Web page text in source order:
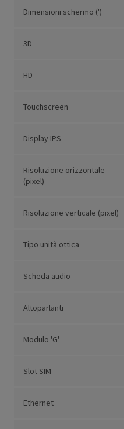
Dimensioni schermo (')
3D
HD
Touchscreen
Display IPS
Risoluzione orizzontale
(pixel)
Risoluzione verticale (pixel)
Tipo unità ottica
Scheda audio
Altoparlanti
Modulo 'G'
Slot SIM
Ethernet